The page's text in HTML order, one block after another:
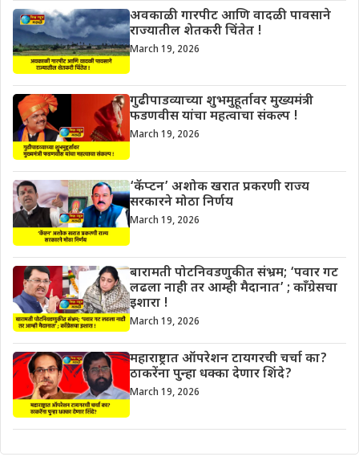
अवकाळी गारपीट आणि वादळी पावसाने
राज्यातील शेतकरी चिंतेत !
March 19, 2026
गुढीपाडव्याच्या शुभमुहूर्तावर मुख्यमंत्री
फडणवीस यांचा महत्वाचा संकल्प !
March 19, 2026
‘कॅप्टन’ अशोक खरात प्रकरणी राज्य
सरकारने मोठा निर्णय
March 19, 2026
बारामती पोटनिवडणुकीत संभ्रम; ‘पवार गट
लढला नाही तर आम्ही मैदानात’ ; काँग्रेसचा
इशारा !
March 19, 2026
महाराष्ट्रात ऑपरेशन टायगरची चर्चा का?
ठाकरेंना पुन्हा धक्का देणार शिंदे?
March 19, 2026